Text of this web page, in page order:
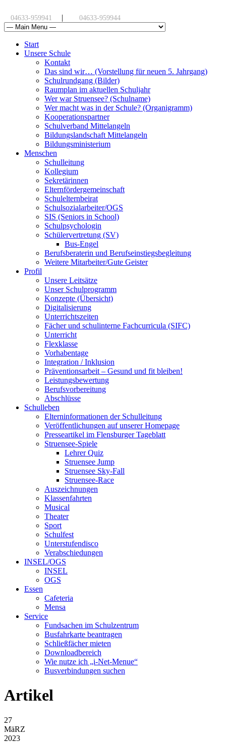
04633-959941 | 04633-959944
Start
Unsere Schule
Kontakt
Das sind wir… (Vorstellung für neuen 5. Jahrgang)
Schulrundgang (Bilder)
Raumplan im aktuellen Schuljahr
Wer war Struensee? (Schulname)
Wer macht was in der Schule? (Organigramm)
Kooperationspartner
Schulverband Mittelangeln
Bildungslandschaft Mittelangeln
Bildungsministerium
Menschen
Schulleitung
Kollegium
Sekretärinnen
Elternfördergemeinschaft
Schulelternbeirat
Schulsozialarbeiter/OGS
SIS (Seniors in School)
Schulpsychologin
Schülervertretung (SV)
Bus-Engel
Berufsberaterin und Berufseinstiegsbegleitung
Weitere Mitarbeiter/Gute Geister
Profil
Unsere Leitsätze
Unser Schulprogramm
Konzepte (Übersicht)
Digitalisierung
Unterrichtszeiten
Fächer und schulinterne Fachcurricula (SIFC)
Unterricht
Flexklasse
Vorhabentage
Integration / Inklusion
Präventionsarbeit – Gesund und fit bleiben!
Leistungsbewertung
Berufsvorbereitung
Abschlüsse
Schulleben
Elterninformationen der Schulleitung
Veröffentlichungen auf unserer Homepage
Presseartikel im Flensburger Tageblatt
Struensee-Spiele
Lehrer Quiz
Struensee Jump
Struensee Sky-Fall
Struensee-Race
Auszeichnungen
Klassenfahrten
Musical
Theater
Sport
Schulfest
Unterstufendisco
Verabschiedungen
INSEL/OGS
INSEL
OGS
Essen
Cafeteria
Mensa
Service
Fundsachen im Schulzentrum
Busfahrkarte beantragen
Schließfächer mieten
Downloadbereich
Wie nutze ich „i-Net-Menue“
Busverbindungen suchen
Artikel
27
MäRZ
2023